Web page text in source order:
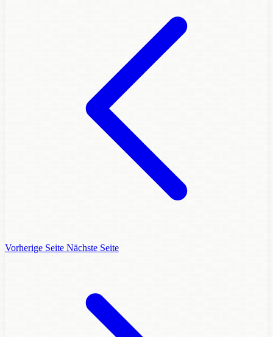
Vorherige Seite Nächste Seite